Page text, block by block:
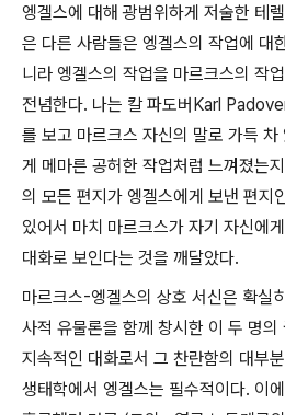
엥겔스에 대해 광범위하게 저술한 테
은 다른 사람들은 엥겔스의 작업에 대
니라 엥겔스의 작업을 마르크스의 작
전념한다. 나는 칼 파도버Karl
를 보고 마르크스 자신의 말로 가득
게 메마른 공허한 작업처럼 느껴졌는
의 모든 편지가 엥겔스에게 보낸 편지
있어서 마치 마르크스가 자기 자신에
대화로 보인다는 것을 깨달았다.
마르크스-엥겔스의 상호 서신은 확실
사적 유물론을 함께 창시한 이 두 명의
지속적인 대화로서 그 찬란함의 대부
생태학에서 엥겔스는 필수적이다. 이